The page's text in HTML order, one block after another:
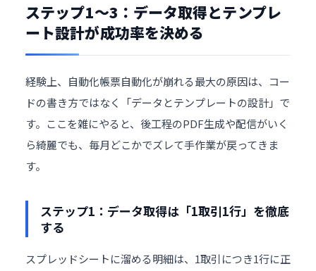
ステップ1〜3：データ取得とテンプレ
ート設計が成功率を決める
経験上、自動化帳票自動化が崩れる最大の原因は、コー
ドの書き方ではなく「データとテンプレートの設計」で
す。ここを雑にやると、後工程のPDF生成や配信がいく
ら綺麗でも、毎月どこかでズレて手作業が戻ってきま
す。
ステップ1：データ取得は「1取引1行」を徹底
する
スプレッドシートに溜める明細は、1取引につき1行に正